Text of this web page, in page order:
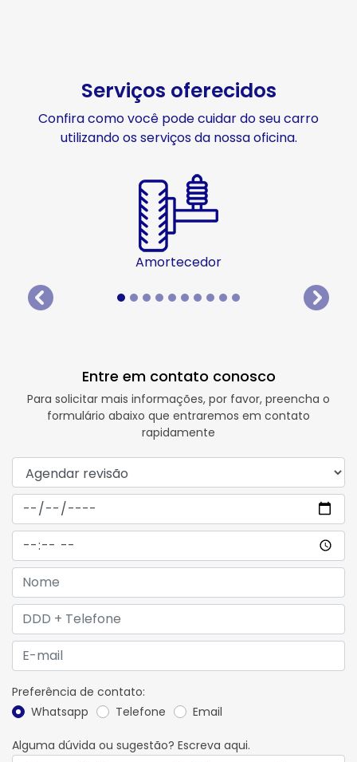
Serviços oferecidos
Confira como você pode cuidar do seu carro
utilizando os serviços da nossa oficina.
Amortecedor
templates.template-
Entre em contato conosco
Para solicitar mais informações, por favor, preencha o
formulário abaixo que entraremos em contato
rapidamente
Preferência de contato:
Whatsapp
Telefone Email
Alguma dúvida ou sugestão? Escreva aqui.